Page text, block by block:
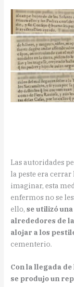
Extracto de la
Filosofia de las
su Destreza
Aggression y
Cristiana
Carranza,
Las autoridades
la peste era
imaginar, esta
enfermos no se
ello, se utilizó
alrededores de
alojar a los
cementerio.
Con la llegada
se produjo un